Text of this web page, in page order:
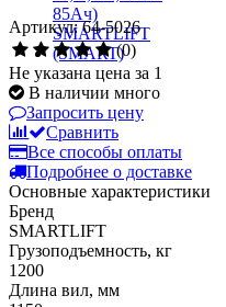
Артикул: 64-5026
(0)
Не указана цена за 1
В наличии много
Запросить цену
Сравнить
Все способы оплаты
Подробнее о доставке
Основные характеристики
Бренд
SMARTLIFT
Грузоподъемность, кг
1200
Длина вил, мм